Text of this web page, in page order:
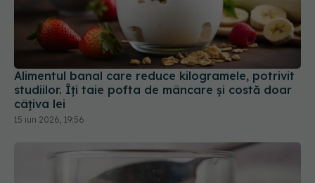
Alimentul banal care reduce kilogramele, potrivit
studiilor. Îți taie pofta de mâncare și costă doar
câțiva lei
15 iun 2026, 19:56